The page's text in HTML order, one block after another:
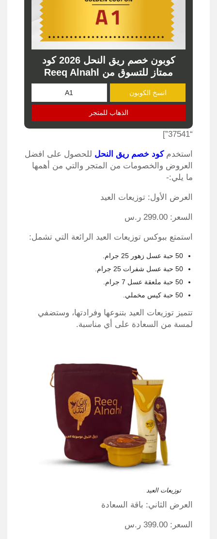
كوبون خصم ريق النحل 2026 كود
ممتاز للتسوق من Reeq Alnahl
انسخ الكوبون
الذهاب للمتجر
“37541”]
استخدمكود خصم ريق النحل للحصول على افضل
العروض والخصومات من المتجر والتي من أهمها
ما يلي:-
العرض الأول: توزيعات العيد
السعر: 299.00 ر.س
استمتع ببوكس توزيعات العيد الرائعة التي تشمل:
50 حبة عسل زهور 25 جرام.
50 حبة عسل شفرات 25 جرام.
50 حبة ملعقة عسل 7 جرام.
50 حبة كيس مخملي.
تتميز توزيعات العيد بتنوعها وفرادتها، وستضفي
لمسة من السعادة على أي مناسبة.
توزيعات العيد
العرض الثاني: باقة السعادة
السعر: 399.00 ر.س